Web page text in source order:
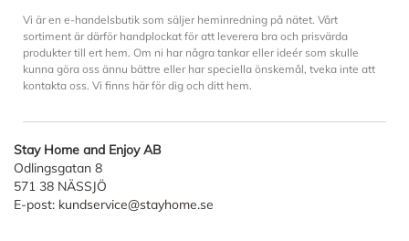
Vi är en e-handelsbutik som säljer heminredning på nätet. Vårt
sortiment är därför handplockat för att leverera bra och prisvärda
produkter till ert hem. Om ni har några tankar eller ideér som skulle
kunna göra oss ännu bättre eller har speciella önskemål, tveka inte att
kontakta oss. Vi finns här för dig och ditt hem.
Stay Home and Enjoy AB
Odlingsgatan 8
571 38 NÄSSJÖ
E-post: kundservice@stayhome.se